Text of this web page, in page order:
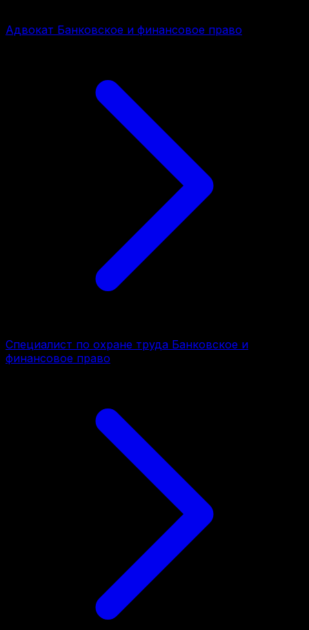
Адвокат Банковское и финансовое право
Специалист по охране труда Банковское и
финансовое право